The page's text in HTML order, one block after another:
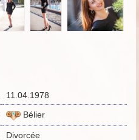
11.04.1978
Bélier
Divorcée